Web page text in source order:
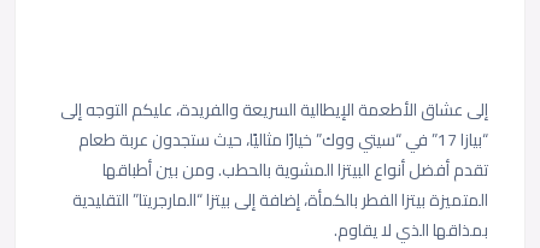
إلى عشاق الأطعمة الإيطالية السريعة والفريدة، عليكم التوجه إلى
“بيازا 17” في “سيتي ووك” خيارًا مثاليًا، حيث ستجدون عربة طعام
تقدم أفضل أنواع البيتزا المشوية بالحطب. ومن بين أطباقها
المتميزة بيتزا الفطر بالكمأة، إضافة إلى بيتزا “المارجريتا” التقليدية
بمذاقها الذي لا يقاوم.